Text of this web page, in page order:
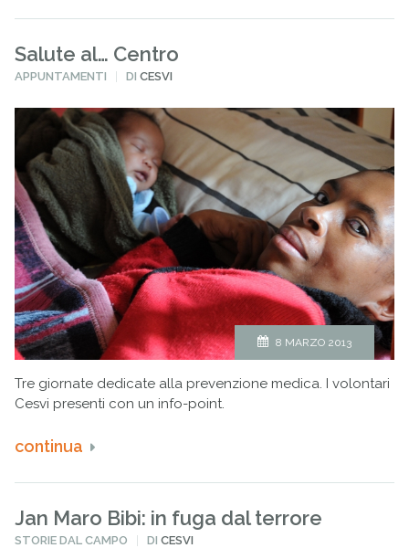
Salute al… Centro
PUBBLICATO
APPUNTAMENTI DICESVI
8 MARZO 2013
Tre giornate dedicate alla prevenzione medica. I volontari
Cesvi presenti con un info-point.
continua
Jan Maro Bibi: in fuga dal terrore
PUBBLICATO
STORIE DAL CAMPO DICESVI